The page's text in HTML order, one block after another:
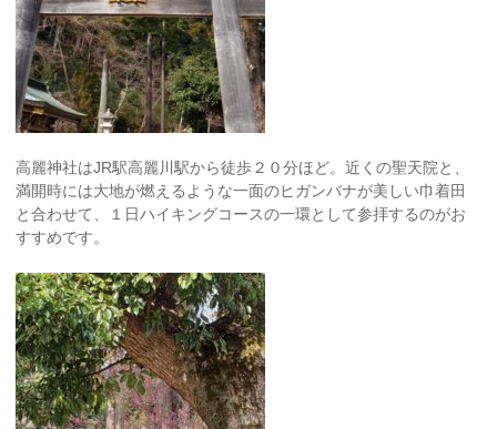
高麗神社はJR駅高麗川駅から徒歩２０分ほど。近くの聖天院と、
満開時には大地が燃えるような一面のヒガンバナが美しい巾着田
と合わせて、１日ハイキングコースの一環として参拝するのがお
すすめです。